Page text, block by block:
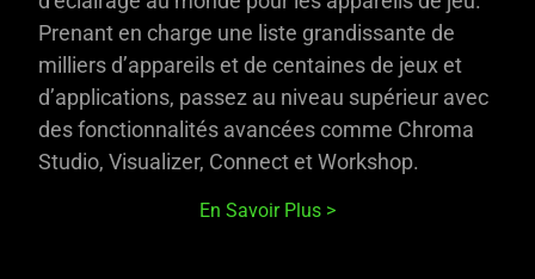
Prenant en charge une liste grandissante de
milliers d’appareils et de centaines de jeux et
d’applications, passez au niveau supérieur avec
des fonctionnalités avancées comme Chroma
Studio, Visualizer, Connect et Workshop.
En Savoir Plus